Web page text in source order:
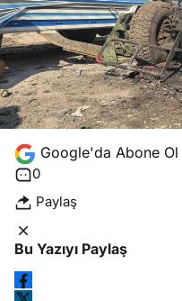
Google'da Abone Ol
0
Paylaş
Bu Yazıyı Paylaş